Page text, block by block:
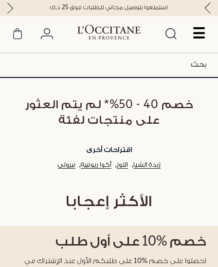
☰
استمتعوا بتوصيل مجاني للطلبات فوق 25 د.ك
خصم 40 - 50%* لم يتم العثور
على منتجات لفئة
اقتراحات أخرى
زبدة الشيا اللوز أكوا ريوتييه نيرولي
الأكثر إعجابا
خصم %10 على أول طلب
احصلوا على خصم %10 على طلبكم الأول عند الإشتراك في